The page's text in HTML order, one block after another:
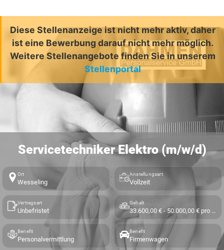
Diese Stellenanzeige ist nicht mehr aktiv, daher
ist eine Bewerbung darauf nicht mehr möglich.
Weitere Stellenangebote finden Sie in unserem
Stellenportal
Servicetechniker Elektro (m/w/d)
Ort
Wesseling
Anstellungsart
Vollzeit
Vertragsart
Unbefristet
Gehalt
33.600,00 € - 50.000,00 € pro Jahr
Benefit
Personalvermittlung
Benefit
Firmenwagen